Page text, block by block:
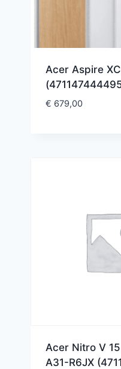
Acer Aspire
€ 679,00
Acer Nitro V
A31-R6JX